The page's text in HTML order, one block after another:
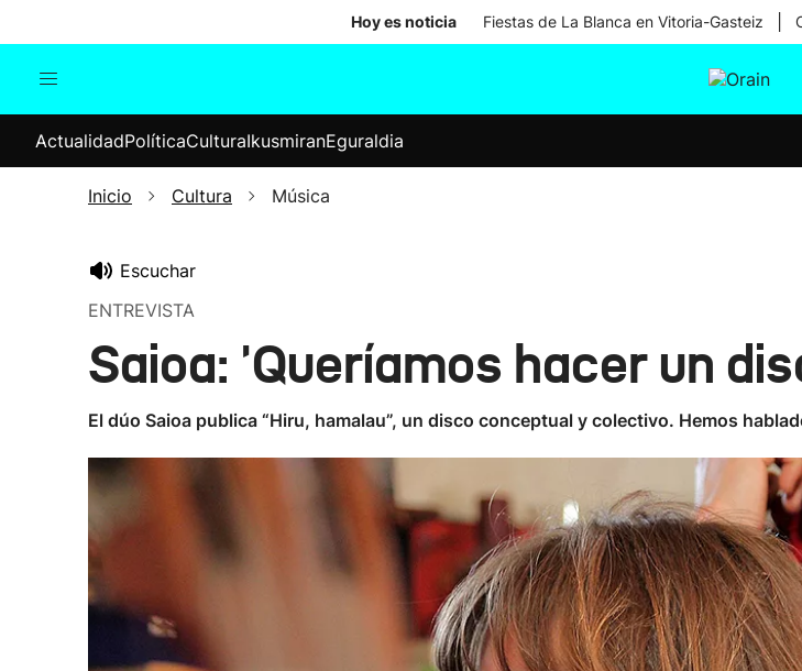
Hoy es noticia Fiestas de La Blanca en Vitoria-Gasteiz
Internacional
Elecciones
ActualidadPolíticaCulturaIkusmiranEguraldia
Inicio Cultura Música
Escuchar
ENTREVISTA
Saioa: 'Queríamos hacer un
El dúo Saioa publica “Hiru, hamalau”, un disco conceptual y colectivo. Hemos